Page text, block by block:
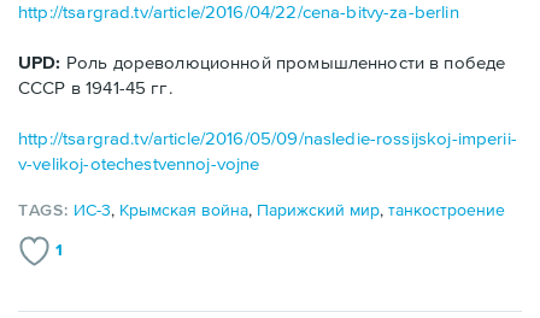
http://tsargrad.tv/article/2016/04/22/cena-bitvy-za-berlin
UPD: Роль дореволюционной промышленности в победе
СССР в 1941-45 гг.
http://tsargrad.tv/article/2016/05/09/nasledie-rossijskoj-imperii-
v-velikoj-otechestvennoj-vojne
TAGS: ИС-3, Крымская война, Парижский мир,танкостроение
1